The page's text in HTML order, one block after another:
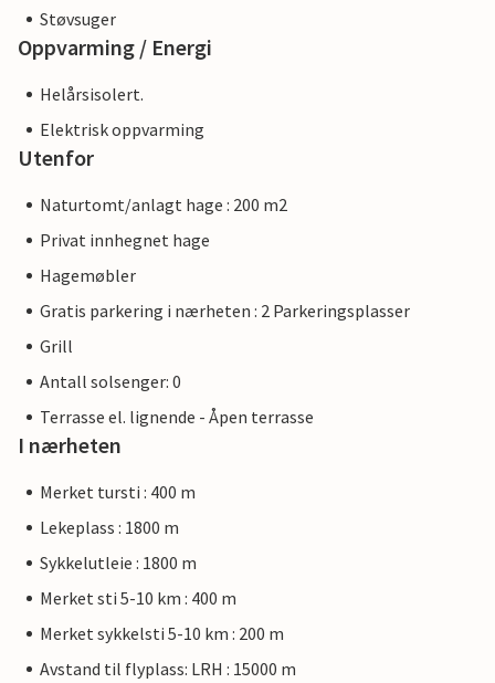
Støvsuger
Oppvarming / Energi
Helårsisolert.
Elektrisk oppvarming
Utenfor
Naturtomt/anlagt hage : 200 m2
Privat innhegnet hage
Hagemøbler
Gratis parkering i nærheten : 2 Parkeringsplasser
Grill
Antall solsenger: 0
Terrasse el. lignende - Åpen terrasse
I nærheten
Merket tursti : 400 m
Lekeplass : 1800 m
Sykkelutleie : 1800 m
Merket sti 5-10 km : 400 m
Merket sykkelsti 5-10 km : 200 m
Avstand til flyplass: LRH : 15000 m